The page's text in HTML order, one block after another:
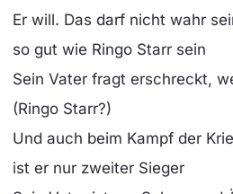
Er will. Das darf nicht wahr
so gut wie Ringo Starr sein
Sein Vater fragt erschreckt,
(Ringo Starr?)
Und auch beim Kampf der
ist er nur zweiter Sieger